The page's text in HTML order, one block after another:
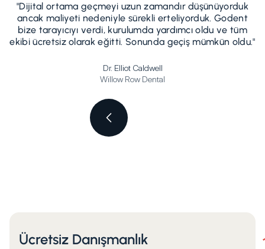
"Dijital ortama geçmeyi uzun zamandır düşünüyorduk
ancak maliyeti nedeniyle sürekli erteliyorduk. Godent
bize tarayıcıyı verdi, kurulumda yardımcı oldu ve tüm
ekibi ücretsiz olarak eğitti. Sonunda geçiş mümkün oldu."
Dr. Elliot Caldwell
Willow Row Dental
Ücretsiz Danışmanlık